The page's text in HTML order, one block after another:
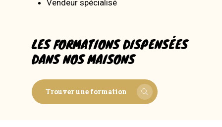
Vendeur spécialisé
LES FORMATIONS DISPENSÉES
DANS NOS MAISONS
Trouver une formation